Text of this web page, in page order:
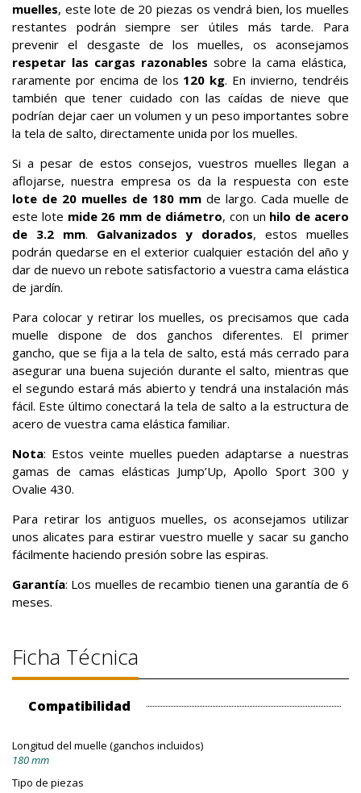
muelles, este lote de 20 piezas os vendrá bien, los muelles
restantes podrán siempre ser útiles más tarde. Para
prevenir el desgaste de los muelles, os aconsejamos
respetar las cargas razonables sobre la cama elástica,
raramente por encima de los 120 kg. En invierno, tendréis
también que tener cuidado con las caídas de nieve que
podrían dejar caer un volumen y un peso importantes sobre
la tela de salto, directamente unida por los muelles.
Si a pesar de estos consejos, vuestros muelles llegan a
aflojarse, nuestra empresa os da la respuesta con este
lote de 20 muelles de 180 mm de largo. Cada muelle de
este lote mide 26 mm de diámetro, con un hilo de acero
de 3.2 mm. Galvanizados y dorados, estos muelles
podrán quedarse en el exterior cualquier estación del año y
dar de nuevo un rebote satisfactorio a vuestra cama elástica
de jardín.
Para colocar y retirar los muelles, os precisamos que cada
muelle dispone de dos ganchos diferentes. El primer
gancho, que se fija a la tela de salto, está más cerrado para
asegurar una buena sujeción durante el salto, mientras que
el segundo estará más abierto y tendrá una instalación más
fácil. Este último conectará la tela de salto a la estructura de
acero de vuestra cama elástica familiar.
Nota: Estos veinte muelles pueden adaptarse a nuestras
gamas de camas elásticas Jump’Up, Apollo Sport 300 y
Ovalie 430.
Para retirar los antiguos muelles, os aconsejamos utilizar
unos alicates para estirar vuestro muelle y sacar su gancho
fácilmente haciendo presión sobre las espiras.
Garantía: Los muelles de recambio tienen una garantía de 6
meses.
Ficha Técnica
Compatibilidad
Longitud del muelle (ganchos incluidos)
180 mm
Tipo de piezas